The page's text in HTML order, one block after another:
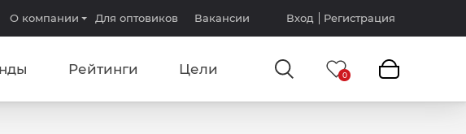
О компании Для оптовиков Вакансии Вход Регистрация
Рейтинги Цели